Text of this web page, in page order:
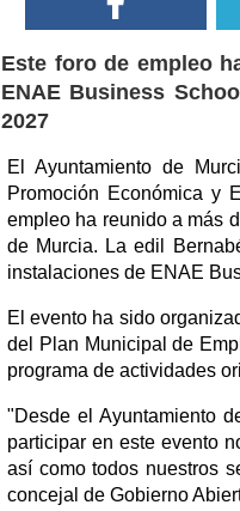
Este foro de empleo
ENAE Business
2027
El Ayuntamiento de
Promoción Económica y
empleo ha reunido a más
de Murcia. La edil
instalaciones de ENAE
El evento ha sido
del Plan Municipal de
programa de actividades
"Desde el Ayuntamiento
participar en este evento
así como todos nuestros
concejal de Gobierno